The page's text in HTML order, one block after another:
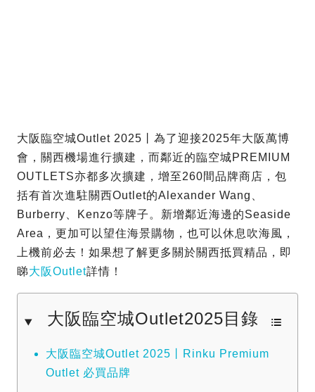
大阪臨空城Outlet 2025丨為了迎接2025年大阪萬博
會，關西機場進行擴建，而鄰近的臨空城PREMIUM
OUTLETS亦都多次擴建，增至260間品牌商店，包
括有首次進駐關西Outlet的Alexander Wang、
Burberry、Kenzo等牌子。新增鄰近海邊的Seaside
Area，更加可以望住海景購物，也可以休息吹海風，
上機前必去！如果想了解更多關於關西抵買精品，即
睇大阪Outlet詳情！
大阪臨空城Outlet2025目錄
大阪臨空城Outlet 2025丨Rinku Premium
Outlet 必買品牌